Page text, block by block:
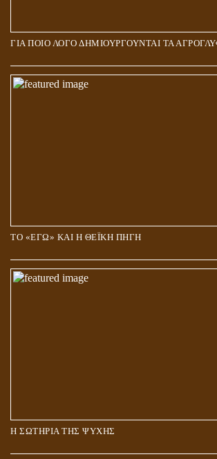
ΓΙΑ ΠΟΙΟ ΛΟΓΟ ΔΗΜΙΟΥΡΓΟΥΝΤΑΙ ΤΑ
ΤΟ «ΕΓΩ» ΚΑΙ Η ΘΕΪΚΗ ΠΗΓΗ
Η ΣΩΤΗΡΙΑ ΤΗΣ ΨΥΧΗΣ